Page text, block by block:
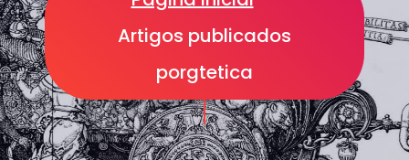
Artigos publicados
porgtetica